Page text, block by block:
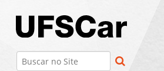
Busca